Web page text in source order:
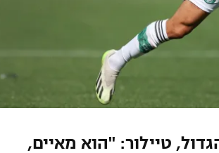
טיילור: "הוא מאיים,